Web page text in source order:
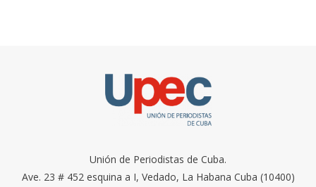
Unión de Periodistas de Cuba.
Ave. 23 # 452 esquina a I, Vedado, La Habana Cuba (10400)